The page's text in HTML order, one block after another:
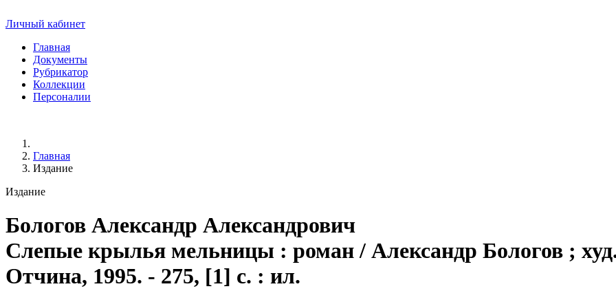
Личный кабинет
Главная
Документы
Рубрикатор
Коллекции
Персоналии
Главная
Издание
Издание
Бологов Александр Александрович
Слепые крылья мельницы : роман / Александр Бологов ;
Отчина, 1995. - 275, [1] с. : ил.